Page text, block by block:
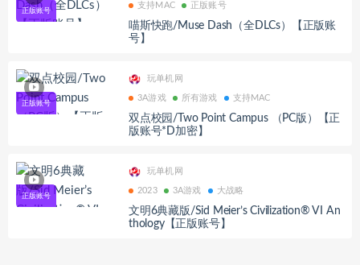
支持MAC 正版账号
喵斯快跑/Muse Dash（全DLCs）【正版账
号】
玩单机网
3A游戏 所有游戏 支持MAC
双点校园/Two Point Campus （PC版）【正
版账号*D加密】
玩单机网
2023 3A游戏 大战略
文明6典藏版/Sid Meier’s Civilization® VI An
thology【正版账号】